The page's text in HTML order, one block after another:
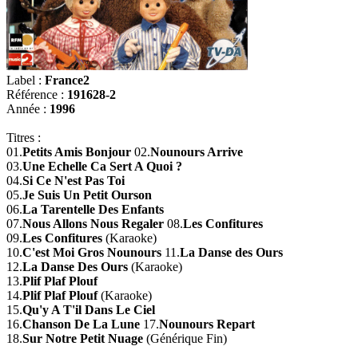
Label : France2
Référence : 191628-2
Année : 1996
Titres :
01.Petits Amis Bonjour 02.Nounours Arrive
03.Une Echelle Ca Sert A Quoi ?
04.Si Ce N'est Pas Toi
05.Je Suis Un Petit Ourson
06.La Tarentelle Des Enfants
07.Nous Allons Nous Regaler 08.Les Confitures
09.Les Confitures (Karaoke)
10.C'est Moi Gros Nounours 11.La Danse des Ours
12.La Danse Des Ours (Karaoke)
13.Plif Plaf Plouf
14.Plif Plaf Plouf(Karaoke)
15.Qu'y A T'il Dans Le Ciel
16.Chanson De La Lune 17.Nounours Repart
18.Sur Notre Petit Nuage (Générique Fin)